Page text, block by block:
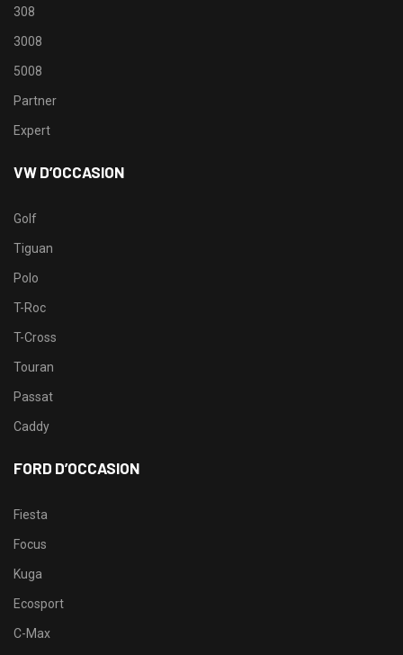
308
3008
5008
Partner
Expert
VW D’OCCASION
Golf
Tiguan
Polo
T-Roc
T-Cross
Touran
Passat
Caddy
FORD D’OCCASION
Fiesta
Focus
Kuga
Ecosport
C-Max